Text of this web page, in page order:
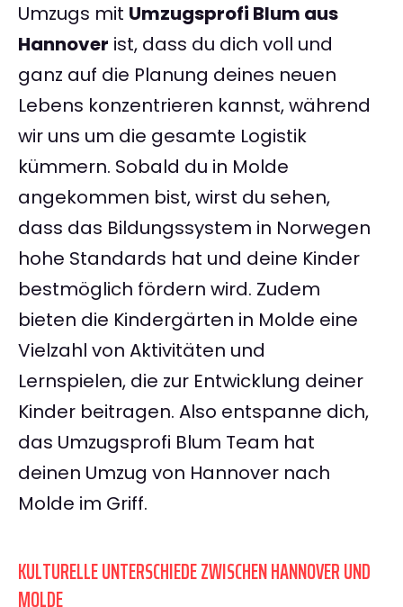
Umzugs mit Umzugsprofi Blum aus
Hannover ist, dass du dich voll und
ganz auf die Planung deines neuen
Lebens konzentrieren kannst, während
wir uns um die gesamte Logistik
kümmern. Sobald du in Molde
angekommen bist, wirst du sehen,
dass das Bildungssystem in Norwegen
hohe Standards hat und deine Kinder
bestmöglich fördern wird. Zudem
bieten die Kindergärten in Molde eine
Vielzahl von Aktivitäten und
Lernspielen, die zur Entwicklung deiner
Kinder beitragen. Also entspanne dich,
das Umzugsprofi Blum Team hat
deinen Umzug von Hannover nach
Molde im Griff.
KULTURELLE UNTERSCHIEDE ZWISCHEN HANNOVER UND